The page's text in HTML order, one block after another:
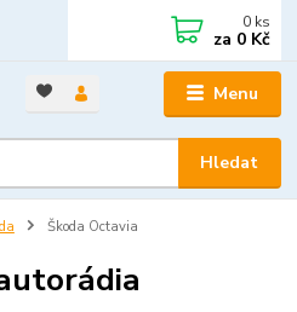
Menu
Hledat
0 ks
za 0 Kč
Škoda Octavia